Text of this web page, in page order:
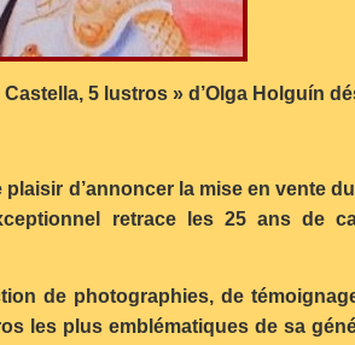
5 lustros » d’Olga Holguín
plaisir d’annoncer la mise en vente
retrace les 25 ans de
de photographies, de
les plus emblématiques de sa